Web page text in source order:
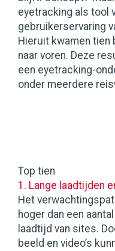
eyetracking als tool
gebruikerservaring
Hieruit kwamen
naar voren. Deze
een eyetracking-
onder meerdere
Top tien
1. Lange laadtijden
Het
hoger dan een
laadtijd van sites.
beeld en video’s